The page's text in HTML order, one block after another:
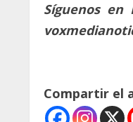
Síguenos en
Compartir el